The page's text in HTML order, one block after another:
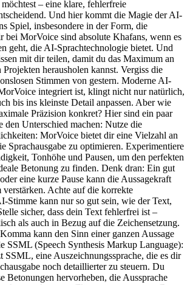
– eine klare, fehlerfreie
Und hier kommt die Magie der AI-
Spiel, insbesondere in der Form, die
bei MorVoice sind absolute Khafans, wenn es
geht, die AI-Sprachtechnologie bietet. Und
mit dir teilen, damit du das Maximum an
Projekten herausholen kannst. Vergiss die
Stimmen von gestern. Moderne AI-
integriert ist, klingt nicht nur natürlich,
bis ins kleinste Detail anpassen. Aber wie
Präzision konkret? Hier sind ein paar
den Unterschied machen: Nutze die
MorVoice bietet dir eine Vielzahl an
Sprachausgabe zu optimieren. Experimentiere
Tonhöhe und Pausen, um den perfekten
Betonung zu finden. Denk dran: Ein gut
eine kurze Pause kann die Aussagekraft
verstärken. Achte auf die korrekte
Stimme kann nur so gut sein, wie der Text,
sicher, dass dein Text fehlerfrei ist –
als auch in Bezug auf die Zeichensetzung.
kann den Sinn einer ganzen Aussage
SSML (Speech Synthesis Markup Language):
SSML, eine Auszeichnungssprache, die es dir
noch detaillierter zu steuern. Du
Betonungen hervorheben, die Aussprache